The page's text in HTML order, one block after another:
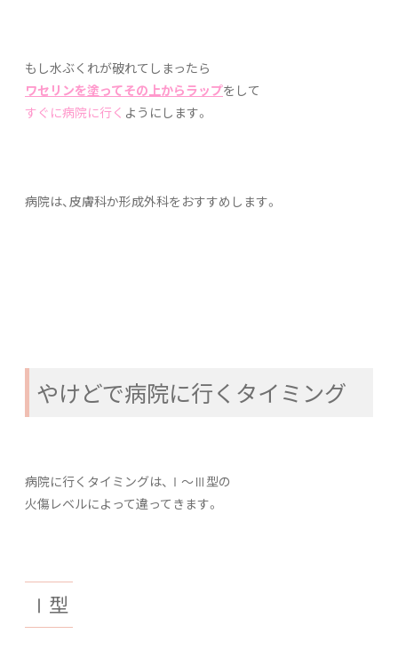
もし水ぶくれが破れてしまったら
ワセリンを塗ってその上からラップをして
すぐに病院に行く ようにします。
病院は、皮膚科か形成外科をおすすめします。
やけどで病院に行くタイミング
病院に行くタイミングは、Ⅰ～Ⅲ型の
火傷レベルによって違ってきます。
Ⅰ型